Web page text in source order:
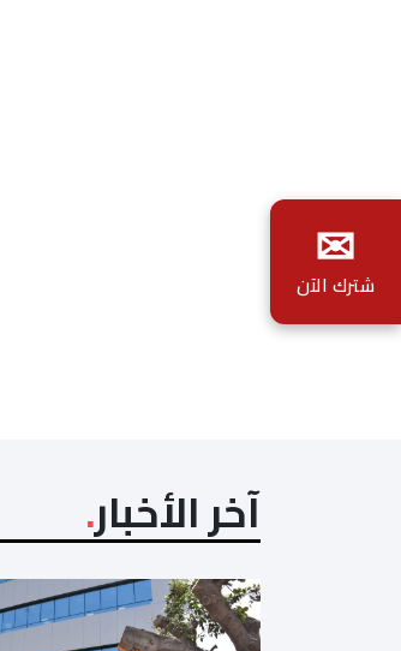
آخر الأخبار
✉
شترك الآن